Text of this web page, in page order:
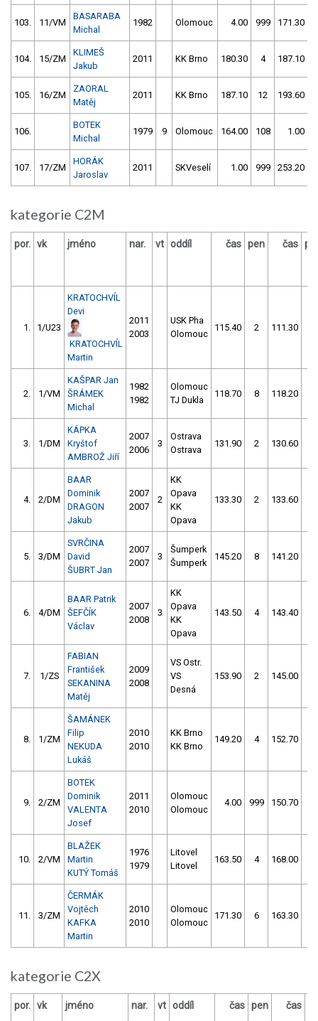
103. 11/VM
BASARABA
Michal
1982 Olomouc 4.00 999 171.30
104. 15/ZM
KLIMEŠ
Jakub
2011 KK Brno 180.30 4 187.10
105. 16/ZM
ZAORAL
Matěj
2011 KK Brno 187.10 12 193.60
106.
BOTEK
Michal
1979 9 Olomouc 164.00 108 1.00
107. 17/ZM
HORÁK
Jaroslav
2011 SKVeselí 1.00 999 253.20
kategorie C2M
por. vk jméno nar. vt oddíl čas pen čas
1. 1/U23
KRATOCHVÍL
Devi
KRATOCHVÍL
Martin
2011
2003
USK Pha
Olomouc
115.40 2 111.30
2. 1/VM
KAŠPAR Jan
ŠRÁMEK
Michal
1982
1982
Olomouc
TJ Dukla
118.70 8 118.20
3. 1/DM
KÁPKA
Kryštof
AMBROŽ Jiří
2007
2006
3
Ostrava
Ostrava
131.90 2 130.60
4. 2/DM
BAAR
Dominik
DRAGON
Jakub
2007
2007
2
KK
Opava
KK
Opava
133.30 2 133.60
5. 3/DM
SVRČINA
David
ŠUBRT Jan
2007
2007
3
Šumperk
Šumperk
145.20 8 141.20
6. 4/DM
BAAR Patrik
ŠEFČÍK
Václav
2007
2008
3
KK
Opava
KK
Opava
143.50 4 143.40
7. 1/ZS
FABIAN
František
SEKANINA
Matěj
2009
2008
VS Ostr.
VS
Desná
153.90 2 145.00
8. 1/ZM
ŠAMÁNEK
Filip
NEKUDA
Lukáš
2010
2010
KK Brno
KK Brno
149.20 4 152.70
9. 2/ZM
BOTEK
Dominik
VALENTA
Josef
2011
2010
Olomouc
Olomouc
4.00 999 150.70
10. 2/VM
BLAŽEK
Martin
KUTÝ Tomáš
1976
1979
Litovel
Litovel
163.50 4 168.00
11. 3/ZM
ČERMÁK
Vojtěch
KAFKA
Martin
2010
2010
Olomouc
Olomouc
171.30 6 163.30
kategorie C2X
por. vk jméno nar. vt oddíl čas pen čas